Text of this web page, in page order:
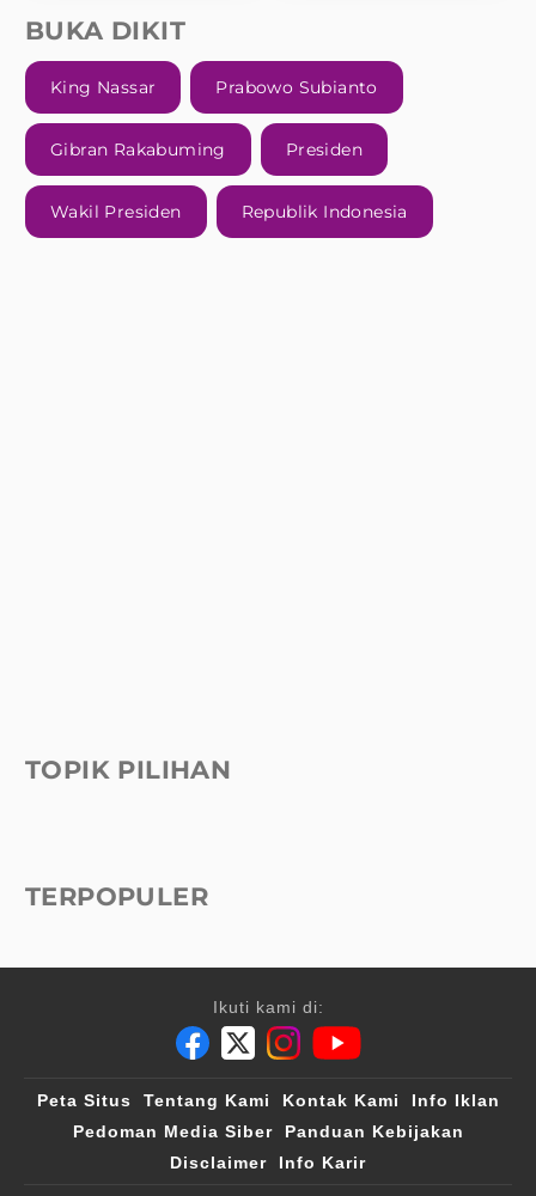
BUKA DIKIT
King Nassar Prabowo Subianto
Gibran Rakabuming Presiden
Wakil Presiden Republik Indonesia
TOPIK PILIHAN
TERPOPULER
Ikuti kami di:
Peta Situs Tentang Kami Kontak Kami
Info Iklan
Pedoman Media Siber
Panduan Kebijakan
Disclaimer
Info Karir